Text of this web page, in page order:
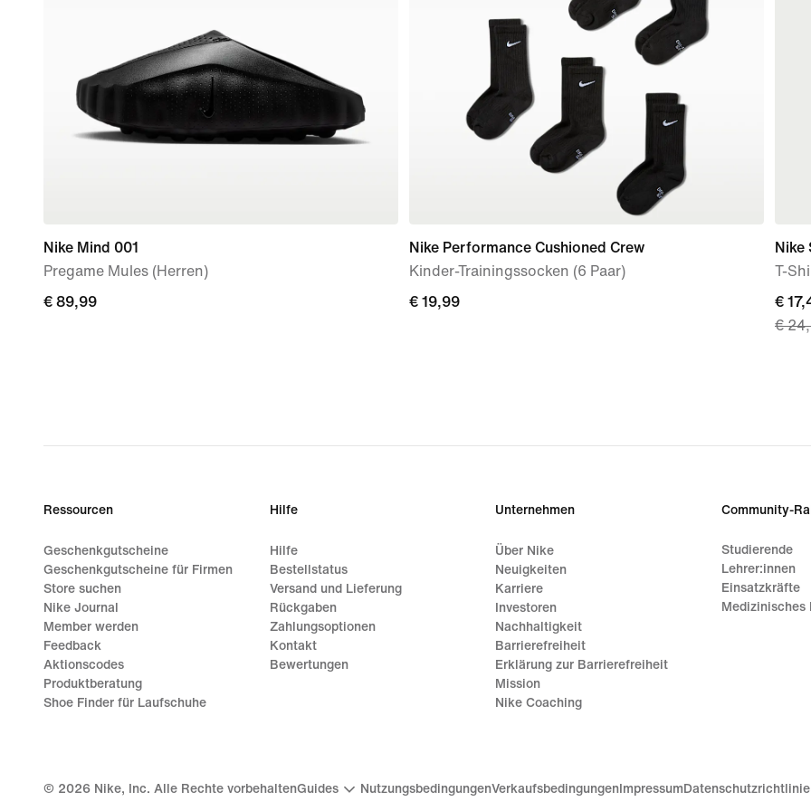
Nike Mind 001
Pregame Mules (Herren)
€ 89,99
€ 89,99
Nike Performance Cushioned Crew
Kinder-Trainingssocken (6 Paar)
€ 19,99
€ 19,99
Nike
T-
price
€
€
Ressourcen
Geschenkgutscheine
Geschenkgutscheine für Firmen
Store suchen
Nike Journal
Member werden
Feedback
Aktionscodes
Produktberatung
Shoe Finder für Laufschuhe
Hilfe
Hilfe
Bestellstatus
Versand und Lieferung
Rückgaben
Zahlungsoptionen
Kontakt
Bewertungen
Unternehmen
Über Nike
Neuigkeiten
Karriere
Investoren
Nachhaltigkeit
Barrierefreiheit
Erklärung zur Barrierefreiheit
Mission
Nike Coaching
Community-
Studierende
Lehrer:innen
Einsatzkräfte
Medizinisches
© 2026 Nike, Inc. Alle Rechte vorbehaltenGuides NutzungsbedingungenVerkaufsbedingungen Impressum